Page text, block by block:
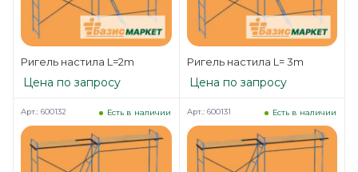
Ригель настила L=2m
Цена по запросу
Ригель настила L= 3m
Цена по запросу
Есть в наличии
Арт.: 600132 Есть в наличии
Арт.: 600131